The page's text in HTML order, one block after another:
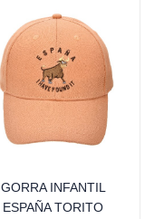
GORRA INFANTIL
ESPAÑA TORITO